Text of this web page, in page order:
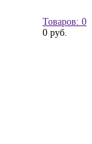
Товаров: 0
0 руб.